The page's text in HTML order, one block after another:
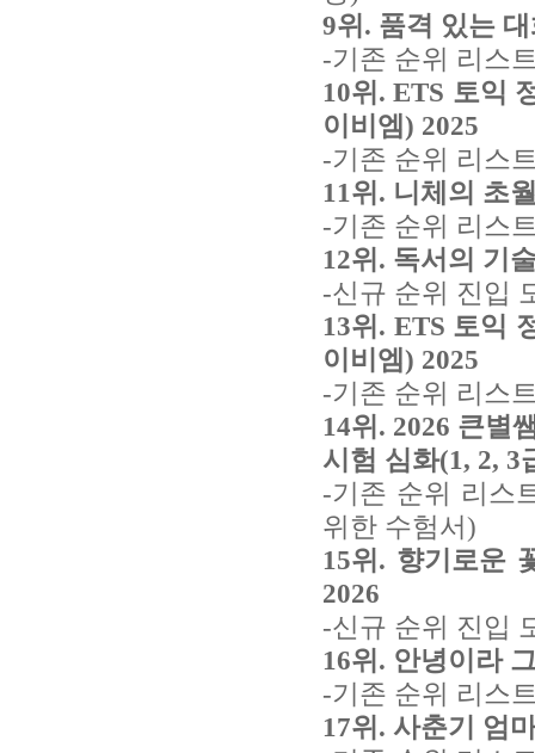
9위. 품격 있는
-기존 순위 리스
10위. ETS 토익
이비엠) 2025
-기존 순위 리스
11위. 니체의 초
-기존 순위 리스
12위. 독서의 기
-신규 순위 진입
13위. ETS 토익
이비엠) 2025
-기존 순위 리스
14위. 2026 큰별
시험 심화(1, 2, 3
-기존 순위 리스
위한 수험서)
15위. 향기로운
2026
-신규 순위 진입
16위. 안녕이라
-기존 순위 리스
17위. 사춘기 엄